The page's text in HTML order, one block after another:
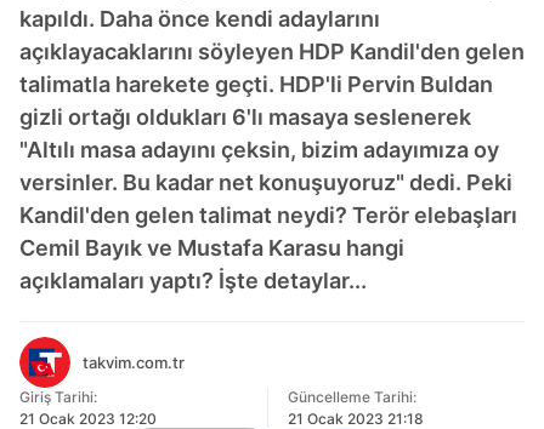
kapıldı. Daha önce kendi adaylarını
açıklayacaklarını söyleyen HDP Kandil'den gelen
talimatla harekete geçti. HDP'li Pervin Buldan
gizli ortağı oldukları 6'lı masaya seslenerek
"Altılı masa adayını çeksin, bizim adayımıza oy
versinler. Bu kadar net konuşuyoruz" dedi. Peki
Kandil'den gelen talimat neydi? Terör elebaşları
Cemil Bayık ve Mustafa Karasu hangi
açıklamaları yaptı? İşte detaylar...
takvim.com.tr
Giriş Tarihi:
21 Ocak 2023 12:20
Güncelleme Tarihi:
21 Ocak 2023 21:18